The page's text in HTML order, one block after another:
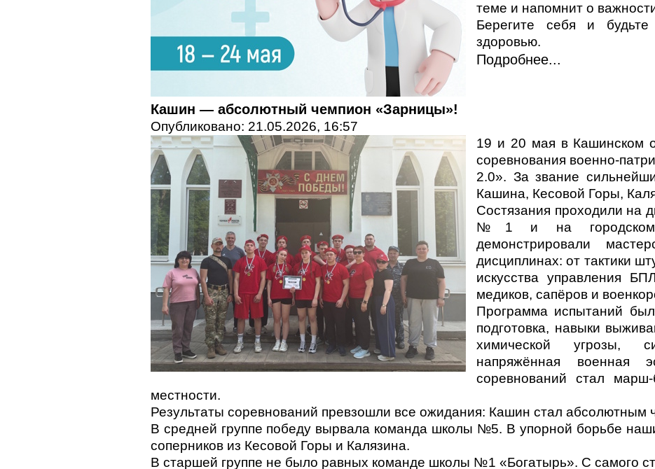
теме и напомнит о
Берегите себя и
здоровью.
Подробнее...
Кашин — абсолютный чемпион «Зарницы»!
Опубликовано: 21.05.2026, 16:57
19 и 20 мая в Кашинском
соревнования военно-
2.0». За звание
Кашина, Кесовой Горы,
Состязания проходили на
№1 и на городском
демонстрировали
дисциплинах: от тактики
искусства управления
медиков, сапёров и
Программа испытаний
подготовка, навыки
химической угрозы,
напряжённая военная
соревнований стал
местности.
Результаты соревнований превзошли все ожидания: Кашин стал абсолютным
В средней группе победу вырвала команда школы №5. В упорной борьбе
соперников из Кесовой Горы и Калязина.
В старшей группе не было равных команде школы №1 «Богатырь». С самого